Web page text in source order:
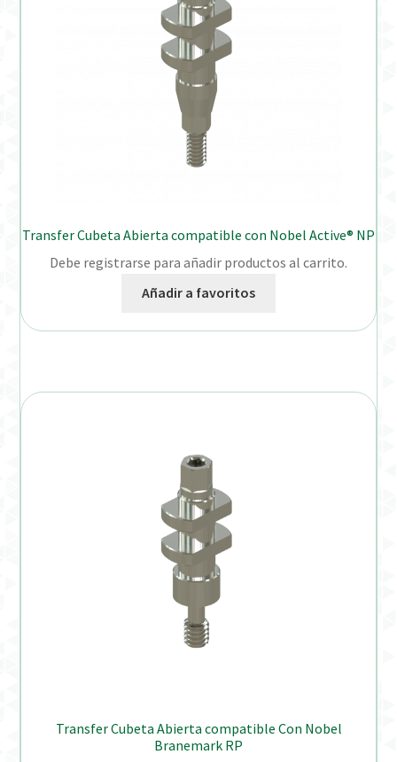
Transfer Cubeta Abierta compatible con Nobel Active® NP
Debe registrarse para añadir productos al carrito.
Añadir a favoritos
Transfer Cubeta Abierta compatible Con Nobel
Branemark RP